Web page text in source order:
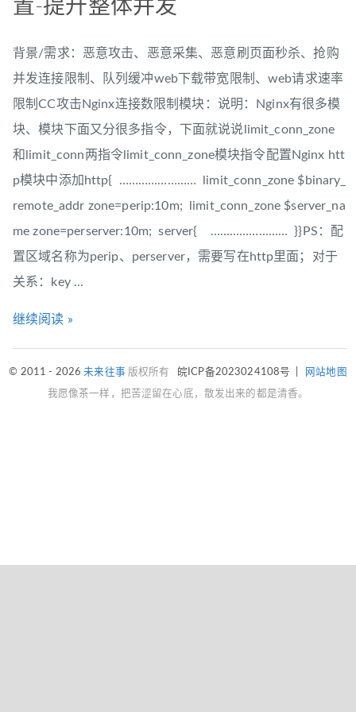
置-提升整体并发
背景/需求：恶意攻击、恶意采集、恶意刷页面秒杀、抢购
并发连接限制、队列缓冲web下载带宽限制、web请求速率
限制CC攻击Nginx连接数限制模块：说明：Nginx有很多模
块、模块下面又分很多指令，下面就说说limit_conn_zone
和limit_conn两指令limit_conn_zone模块指令配置Nginx htt
p模块中添加http{ …………………… limit_conn_zone $binary_
remote_addr zone=perip:10m; limit_conn_zone $server_na
me zone=perserver:10m; server{ …………………… }}PS：配
置区域名称为perip、perserver，需要写在http里面；对于
关系：key ...
继续阅读 »
© 2011 - 2026未来往事 版权所有 皖ICP备2023024108号 网站地图
我愿像茶一样，把苦涩留在心底，散发出来的都是清香。